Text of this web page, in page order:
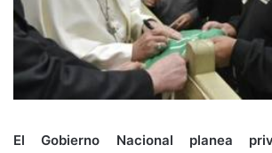
El Gobierno Nacional planea